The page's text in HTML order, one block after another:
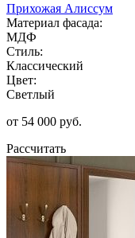
Прихожая Алиссум
Материал фасада:
МДФ
Стиль:
Классический
Цвет:
Светлый
от 54 000 руб.
Рассчитать